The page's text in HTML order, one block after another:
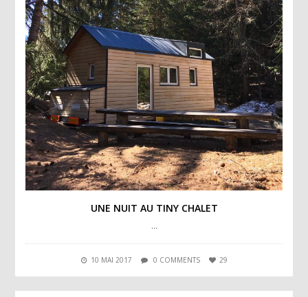
UNE NUIT AU TINY CHALET
…
10 MAI 2017 0 COMMENTS 29